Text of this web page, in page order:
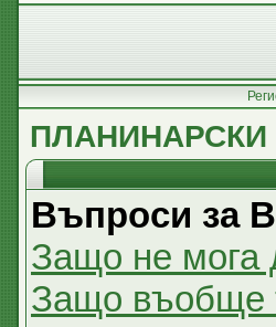
Въпроси за
Защо не мога
Защо въобще